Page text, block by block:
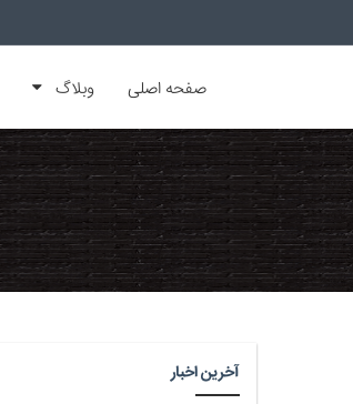
صفحه اصلی وبلاگ
آخرین اخبار